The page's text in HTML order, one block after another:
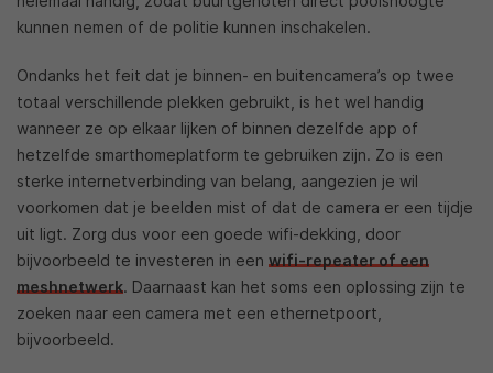
kunnen nemen of de politie kunnen inschakelen.
Ondanks het feit dat je binnen- en buitencamera’s op twee
totaal verschillende plekken gebruikt, is het wel handig
wanneer ze op elkaar lijken of binnen dezelfde app of
hetzelfde smarthomeplatform te gebruiken zijn. Zo is een
sterke internetverbinding van belang, aangezien je wil
voorkomen dat je beelden mist of dat de camera er een tijdje
uit ligt. Zorg dus voor een goede wifi-dekking, door
bijvoorbeeld te investeren in een wifi-repeater of een
meshnetwerk. Daarnaast kan het soms een oplossing zijn te
zoeken naar een camera met een ethernetpoort,
bijvoorbeeld.